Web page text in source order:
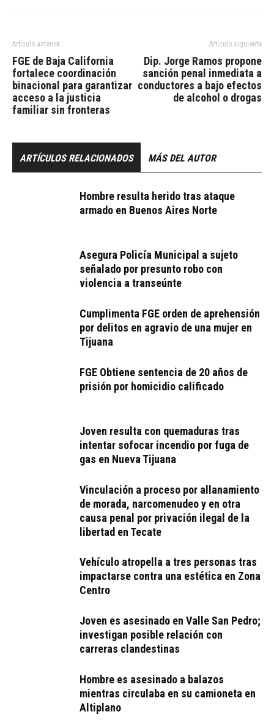
Artículo anterior
FGE de Baja California
fortalece coordinación
binacional para garantizar
acceso a la justicia
familiar sin fronteras
Artículo siguiente
Dip. Jorge Ramos propone
sanción penal inmediata a
conductores a bajo efectos
de alcohol o drogas
ARTÍCULOS RELACIONADOS MÁS DEL AUTOR
Hombre resulta herido tras ataque
armado en Buenos Aires Norte
Asegura Policía Municipal a sujeto
señalado por presunto robo con
violencia a transeúnte
Cumplimenta FGE orden de aprehensión
por delitos en agravio de una mujer en
Tijuana
FGE Obtiene sentencia de 20 años de
prisión por homicidio calificado
Joven resulta con quemaduras tras
intentar sofocar incendio por fuga de
gas en Nueva Tijuana
Vinculación a proceso por allanamiento
de morada, narcomenudeo y en otra
causa penal por privación ilegal de la
libertad en Tecate
Vehículo atropella a tres personas tras
impactarse contra una estética en Zona
Centro
Joven es asesinado en Valle San Pedro;
investigan posible relación con
carreras clandestinas
Hombre es asesinado a balazos
mientras circulaba en su camioneta en
Altiplano